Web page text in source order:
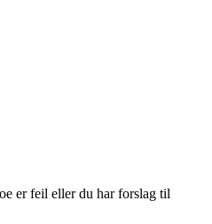
er feil eller du har forslag til